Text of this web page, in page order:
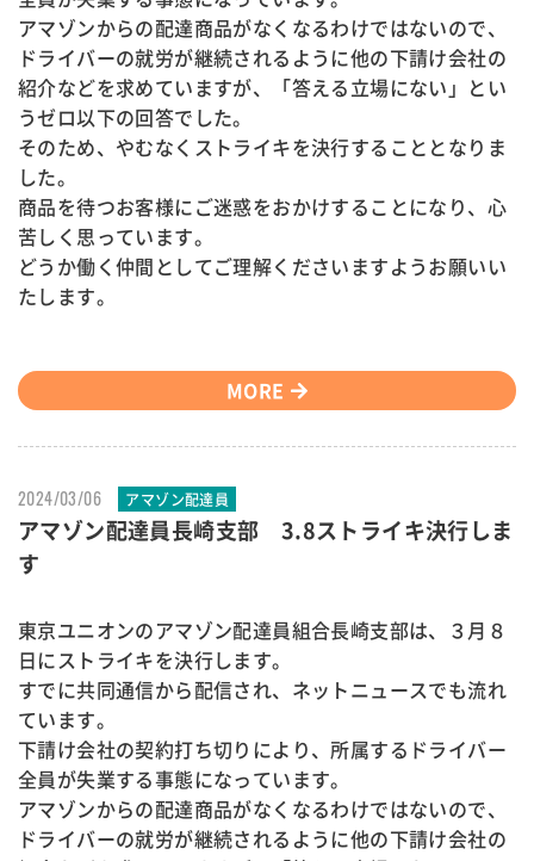
アマゾンからの配達商品がなくなるわけではないので、
ドライバーの就労が継続されるように他の下請け会社の
紹介などを求めていますが、「答える立場にない」とい
うゼロ以下の回答でした。
そのため、やむなくストライキを決行することとなりま
した。
商品を待つお客様にご迷惑をおかけすることになり、心
苦しく思っています。
どうか働く仲間としてご理解くださいますようお願いい
たします。
MORE
2024/03/06 アマゾン配達員
アマゾン配達員長崎支部 3.8ストライキ決行しま
す
東京ユニオンのアマゾン配達員組合長崎支部は、３月８
日にストライキを決行します。
すでに共同通信から配信され、ネットニュースでも流れ
ています。
下請け会社の契約打ち切りにより、所属するドライバー
全員が失業する事態になっています。
アマゾンからの配達商品がなくなるわけではないので、
ドライバーの就労が継続されるように他の下請け会社の